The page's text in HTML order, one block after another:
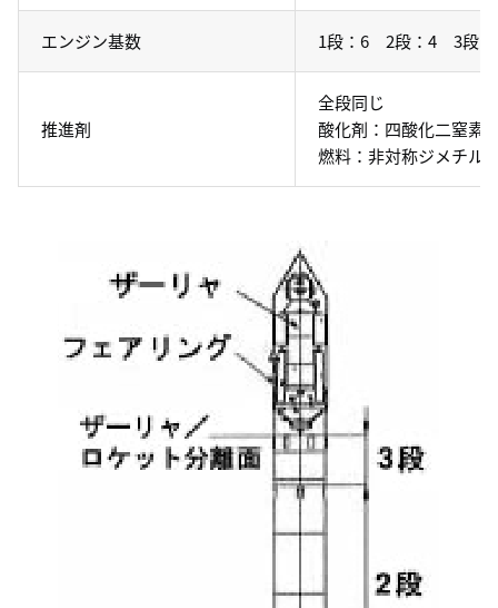
エンジン基数 1段：6 2段：4 3段
推進剤
全段同じ
酸化剤：四酸化二窒素
燃料：非対称ジメチル